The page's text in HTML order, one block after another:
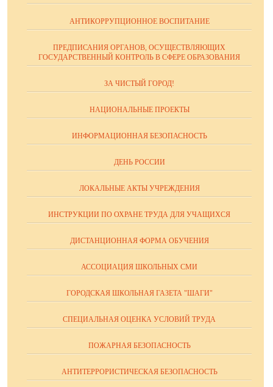
АНТИКОРРУПЦИОННОЕ ВОСПИТАНИЕ
ПРЕДПИСАНИЯ ОРГАНОВ, ОСУЩЕСТВЛЯЮЩИХ
ГОСУДАРСТВЕННЫЙ КОНТРОЛЬ В СФЕРЕ ОБРАЗОВАНИЯ
ЗА ЧИСТЫЙ ГОРОД!
НАЦИОНАЛЬНЫЕ ПРОЕКТЫ
ИНФОРМАЦИОННАЯ БЕЗОПАСНОСТЬ
ДЕНЬ РОССИИ
ЛОКАЛЬНЫЕ АКТЫ УЧРЕЖДЕНИЯ
ИНСТРУКЦИИ ПО ОХРАНЕ ТРУДА ДЛЯ УЧАЩИХСЯ
ДИСТАНЦИОННАЯ ФОРМА ОБУЧЕНИЯ
АССОЦИАЦИЯ ШКОЛЬНЫХ СМИ
ГОРОДСКАЯ ШКОЛЬНАЯ ГАЗЕТА "ШАГИ"
СПЕЦИАЛЬНАЯ ОЦЕНКА УСЛОВИЙ ТРУДА
ПОЖАРНАЯ БЕЗОПАСНОСТЬ
АНТИТЕРРОРИСТИЧЕСКАЯ БЕЗОПАСНОСТЬ